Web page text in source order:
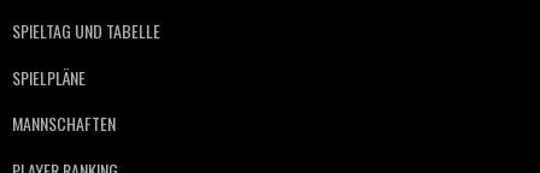
SPIELTAG UND TABELLE
SPIELPLÄNE
MANNSCHAFTEN